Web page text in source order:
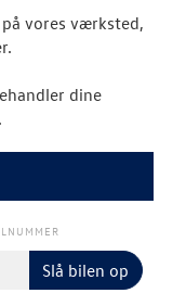
Hjulskifte
Kontrol af
vores værksted,
dine
.
Slå bilen op